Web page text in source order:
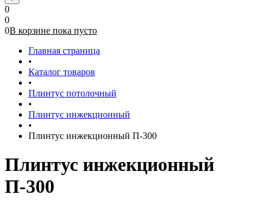
0
0
0В корзине пока пусто
Главная страница
•
Каталог товаров
•
Плинтус потолочный
•
Плинтус инжекционный
•
Плинтус инжекционный П-300
Плинтус инжекционный
П-300